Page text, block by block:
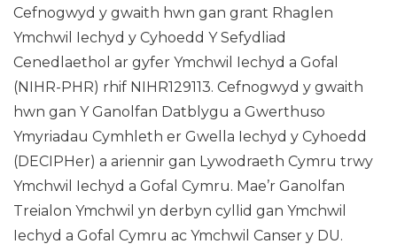
Cefnogwyd y gwaith hwn gan grant Rhaglen
Ymchwil Iechyd y Cyhoedd Y Sefydliad
Cenedlaethol ar gyfer Ymchwil Iechyd a Gofal
(NIHR-PHR) rhif NIHR129113. Cefnogwyd y gwaith
hwn gan Y Ganolfan Datblygu a Gwerthuso
Ymyriadau Cymhleth er Gwella Iechyd y Cyhoedd
(DECIPHer) a ariennir gan Lywodraeth Cymru trwy
Ymchwil Iechyd a Gofal Cymru. Mae’r Ganolfan
Treialon Ymchwil yn derbyn cyllid gan Ymchwil
Iechyd a Gofal Cymru ac Ymchwil Canser y DU.